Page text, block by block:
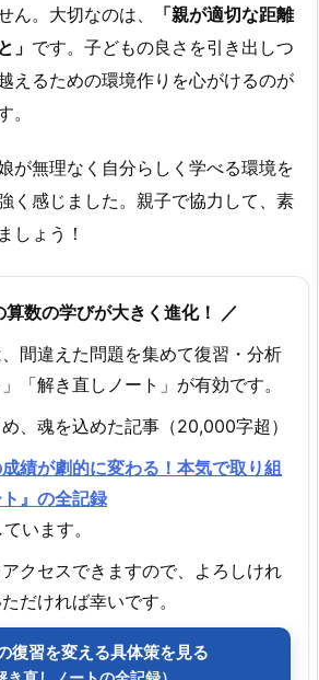
ん。大切なのは、
「親が適切な距離
」 です。子どもの良さを引き出しつ
えるための環境作りを心がけるのが
。
が無理なく自分らしく学べる環境を
く感じました。親子で協力して、素
しょう！
算数の学びが大きく進化！ ／
間違えた問題を集めて復習・分析
「解き直しノート」が有効です。
、魂を込めた記事（20,000字超）
績が劇的に変わる！本気で取り組
』の全記録
います。
クセスできますので、よろしけれ
だければ幸いです。
復習を変える具体策を見る